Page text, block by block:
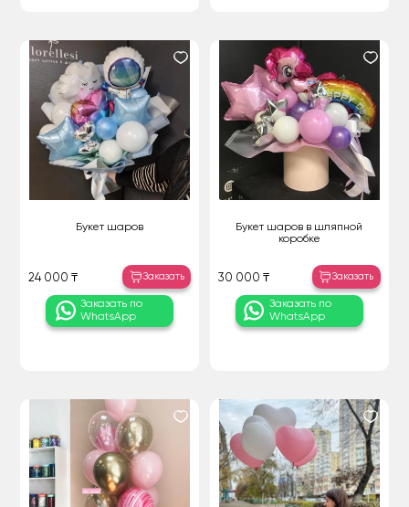
Букет шаров
24 000 ₸ Заказать
Заказать по
WhatsApp
Букет шаров в шляпной
коробке
30 000 ₸ Заказать
Заказать по
WhatsApp